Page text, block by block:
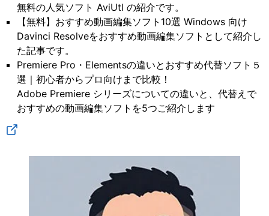
無料の人気ソフト AviUtl の紹介です。
【無料】おすすめ動画編集ソフト10選 Windows 向け
Davinci Resolveをおすすめ動画編集ソフトとして紹介し
た記事です。
Premiere Pro・Elementsの違いとおすすめ代替ソフト５
選｜初心者からプロ向けまで比較！
Adobe Premiere シリーズについての違いと、代替えで
おすすめの動画編集ソフトを5つご紹介します